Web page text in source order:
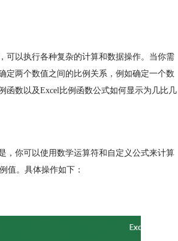
可以执行各种复杂的计算和数据操作。当你需
定两个数值之间的比例关系，例如确定一个数
函数以及Excel比例函数公式如何显示为几比几
，你可以使用数学运算符和自定义公式来计算
值。具体操作如下：